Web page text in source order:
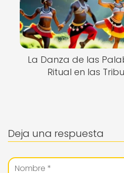
La Danza de las
Ritual en las
Deja una respuesta